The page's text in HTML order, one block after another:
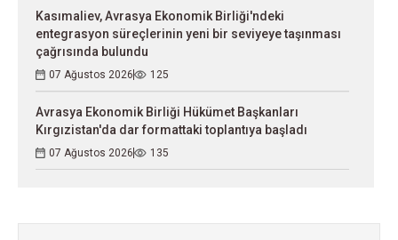
Kasımaliev, Avrasya Ekonomik Birliği'ndeki
entegrasyon süreçlerinin yeni bir seviyeye taşınması
çağrısında bulundu
07 Ağustos 2026 125
Avrasya Ekonomik Birliği Hükümet Başkanları
Kırgızistan'da dar formattaki toplantıya başladı
07 Ağustos 2026 135